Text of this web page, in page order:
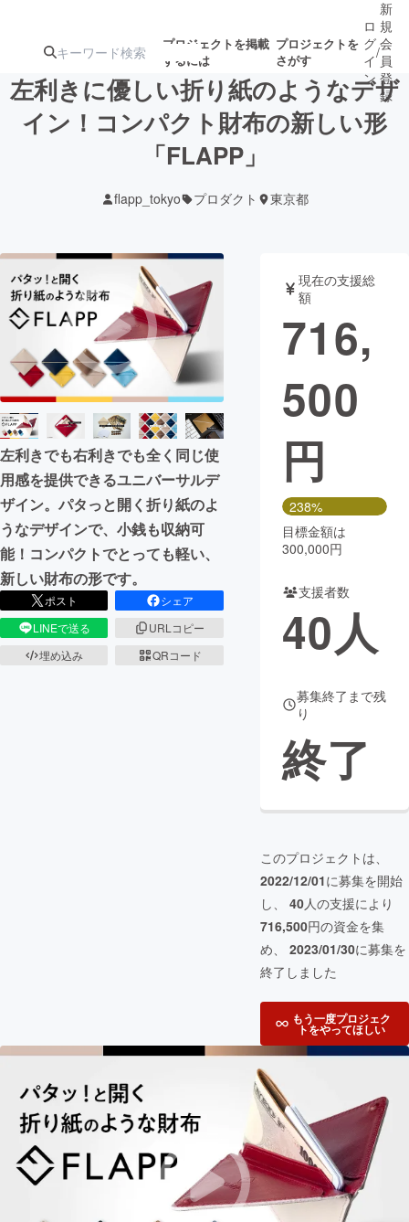
プロジェクトを掲載
するには
プロジェクトを
さがす
注目の新着プロ募集終了が近いプ
テクノロジー・ガジェット
映像・映画 書籍・雑誌
ビジネス・起業 チャレンジ
まちづくり・地域活性化
CAMPFIRE for Social Good
CAMPFIRE Creation
CAMPFIREふるさと納税
コミュニティ
ロ
グ
イ
ン
/
新
規
会
員
登
録
左利きに優しい折り紙のようなデザ
イン！コンパクト財布の新しい形
「FLAPP」
flapp_tokyo プロダクト 東京都
左利きでも右利きでも全く同じ使
用感を提供できるユニバーサルデ
ザイン。パタっと開く折り紙のよ
うなデザインで、小銭も収納可
能！コンパクトでとっても軽い、
新しい財布の形です。
ポスト
シェア
LINEで送る
URLコピー
埋め込み
QRコード
現在の支援総
額
716,
500
円
238%
目標金額は
300,000円
支援者数
40人
募集終了まで残
り
終了
このプロジェクトは、
2022/12/01に募集を開始
し、 40人の支援により
716,500円の資金を集
め、 2023/01/30に募集を
終了しました
もう一度プロジェク
トをやってほしい